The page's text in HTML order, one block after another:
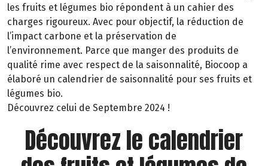
les fruits et légumes bio répondent à un cahier des
charges rigoureux. Avec pour objectif, la réduction de
l’impact carbone et la préservation de
l’environnement. Parce que manger des produits de
qualité rime avec respect de la saisonnalité, Biocoop a
élaboré un calendrier de saisonnalité pour ses fruits et
légumes bio.
Découvrez celui de Septembre 2024 !
Découvrez le calendrier